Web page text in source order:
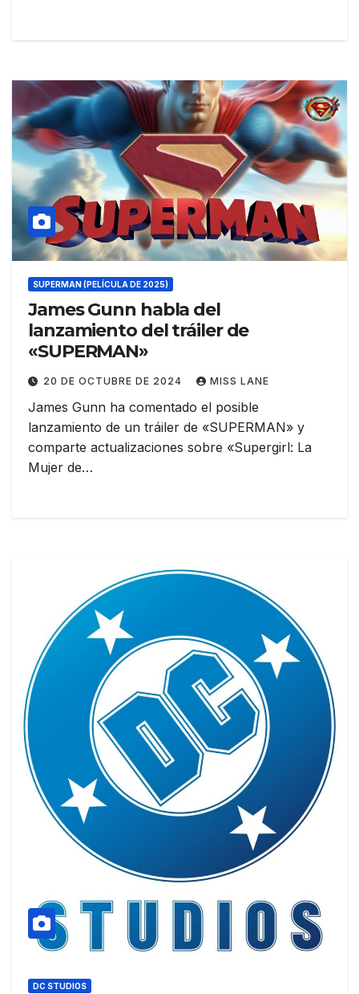
SUPERMAN (PELÍCULA DE 2025)
James Gunn habla del
lanzamiento del tráiler de
«SUPERMAN»
20 DE OCTUBRE DE 2024 MISS LANE
James Gunn ha comentado el posible
lanzamiento de un tráiler de «SUPERMAN» y
comparte actualizaciones sobre «Supergirl: La
Mujer de…
DC STUDIOS